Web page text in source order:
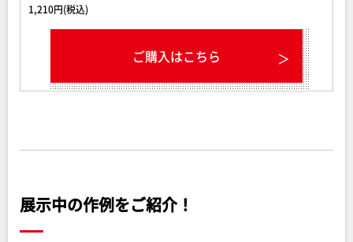
1,210円(税込)
ご購入はこちら
展示中の作例をご紹介！